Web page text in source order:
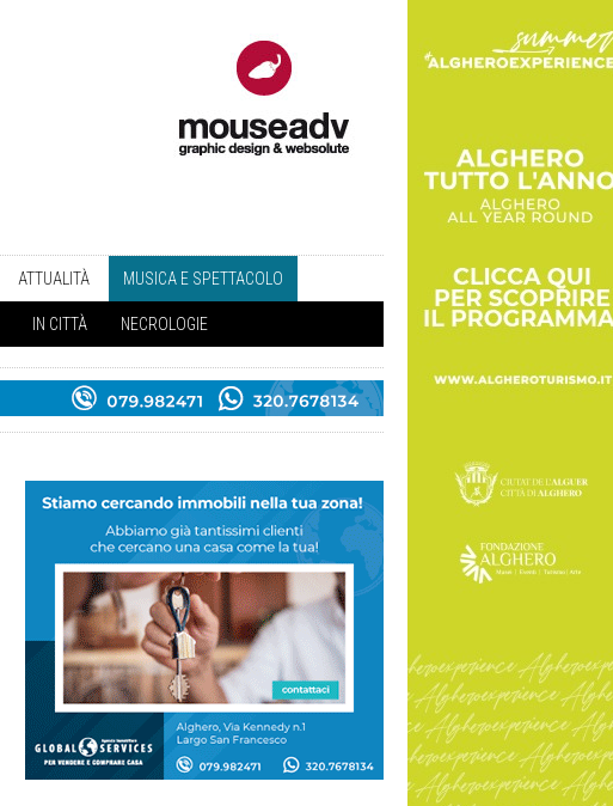
ATTUALITÀ MUSICA E SPETTACOLO
IN CITTÀ NECROLOGIE